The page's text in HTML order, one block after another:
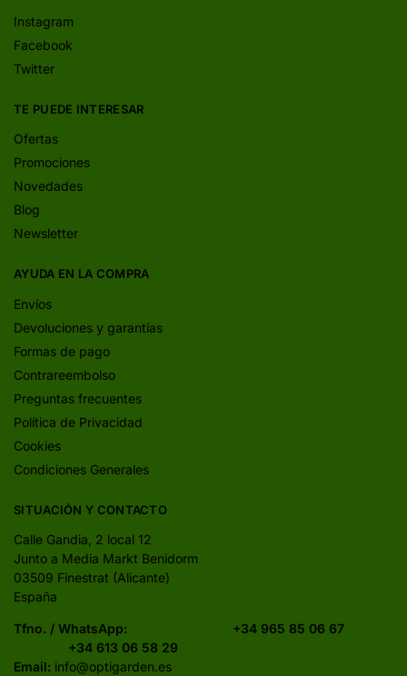
Instagram
Facebook
Twitter
TE PUEDE INTERESAR
Ofertas
Promociones
Novedades
Blog
Newsletter
AYUDA EN LA COMPRA
Envíos
Devoluciones y garantías
Formas de pago
Contrareembolso
Preguntas frecuentes
Política de Privacidad
Cookies
Condiciones Generales
SITUACIÓN Y CONTACTO
Calle Gandia, 2 local 12
Junto a Media Markt Benidorm
03509 Finestrat (Alicante)
España
Tfno. / WhatsApp: +34 965 85 06 67
+34 613 06 58 29
Email: info@optigarden.es